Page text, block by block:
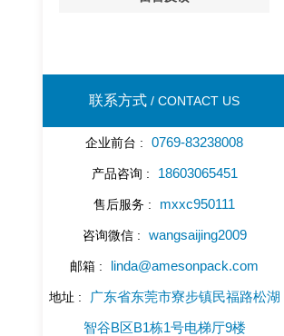
联系方式 / CONTACT US
企业前台 : 0769-83238008
产品咨询 : 18603065451
售后服务 : mxxc950111
咨询微信 : wangsaijing2009
邮箱 : linda@amesonpack.com
地址 :
广东省东莞市寮步镇民福路松湖
智谷B区B1栋1号电梯厅9楼